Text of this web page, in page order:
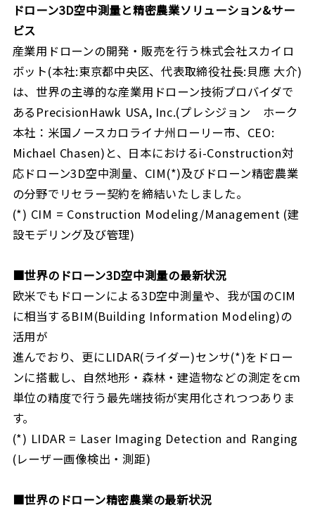
ドローン3D空中測量と精密農業ソリューション&サー
ビス
産業用ドローンの開発・販売を行う株式会社スカイロ
ボット(本社:東京都中央区、代表取締役社長:貝應 大介)
は、世界の主導的な産業用ドローン技術プロバイダで
あるPrecisionHawk USA, Inc.(プレシジョン ホーク
本社：米国ノースカロライナ州ローリー市、CEO:
Michael Chasen)と、日本におけるi-Construction対
応ドローン3D空中測量、CIM(*)及びドローン精密農業
の分野でリセラー契約を締結いたしました。
(*) CIM = Construction Modeling/Management (建
設モデリング及び管理)
■世界のドローン3D空中測量の最新状況
欧米でもドローンによる3D空中測量や、我が国のCIM
に相当するBIM(Building Information Modeling)の
活用が
進んでおり、更にLIDAR(ライダー)センサ(*)をドロー
ンに搭載し、自然地形・森林・建造物などの測定をcm
単位の精度で行う最先端技術が実用化されつつありま
す。
(*) LIDAR = Laser Imaging Detection and Ranging
(レーザー画像検出・測距)
■世界のドローン精密農業の最新状況